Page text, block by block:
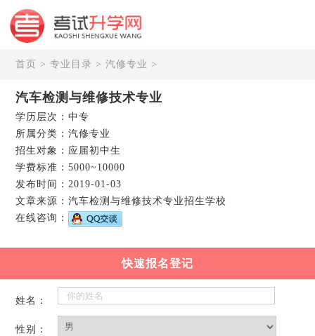
首页 >专业目录 >汽修专业 >
汽车检测与维修技术专业
学历层次：中专
所属分类：汽修专业
招生对象：应届初中生
学费标准：5000~10000
发布时间：2019-01-03
文章来源：汽车检测与维修技术专业招生学校
在线咨询：
快速报名登记
姓名：
性别：